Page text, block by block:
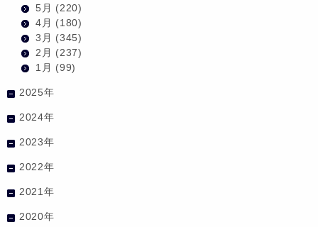
5月 (220)
4月 (180)
3月 (345)
2月 (237)
1月 (99)
2025年
2024年
2023年
2022年
2021年
2020年